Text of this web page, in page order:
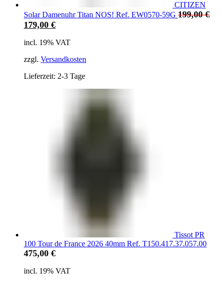
CITIZEN
Solar Damenuhr Titan NOS! Ref. EW0570-59G 199,00€
179,00 €
incl. 19% VAT
zzgl. Versandkosten
Lieferzeit: 2-3 Tage
Tissot PR
100 Tour de France 2026 40mm Ref. T150.417.37.057.00
475,00 €
incl. 19% VAT